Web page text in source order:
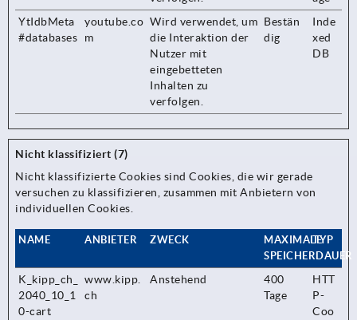
YtIdbMeta
#databases
youtube.co
m
Wird verwendet, um
die Interaktion der
Nutzer mit
eingebetteten
Inhalten zu
verfolgen.
Bestän
dig
Inde
xed
DB
Nicht klassifiziert (7)
Nicht klassifizierte Cookies sind Cookies, die wir gerade
versuchen zu klassifizieren, zusammen mit Anbietern von
individuellen Cookies.
NAME ANBIETER ZWECK
MAXIMALE
SPEICHERDAUER
TYP
K_kipp_ch_
2040_10_1
0-cart
www.kipp.
ch
Anstehend
400
Tage
HTT
P-
Coo